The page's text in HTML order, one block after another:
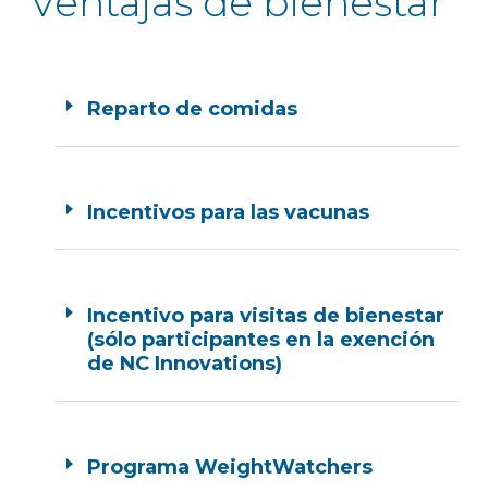
Reparto de comidas
Incentivos para las vacunas
Incentivo para visitas de bienestar
(sólo participantes en la exención
de NC Innovations)
Programa WeightWatchers